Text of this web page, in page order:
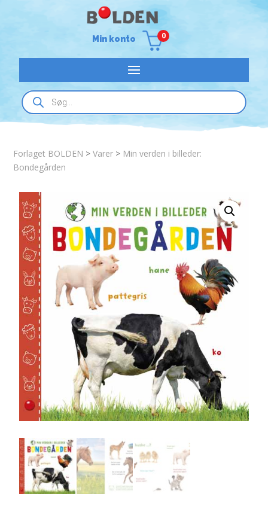
Min konto 0
Products
search
Forlaget BOLDEN >Varer > Min verden i billeder:
Bondegården